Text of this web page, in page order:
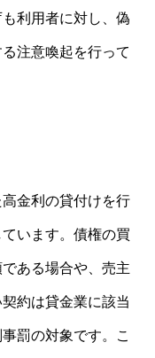
利用者に対し、偽
注意喚起を行って
金利の貸付けを行
います。債権の買
ある場合や、売主
約は貸金業に該当
罰の対象です。こ